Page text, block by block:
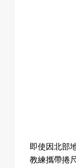
即使因北部
教練攜帶捲